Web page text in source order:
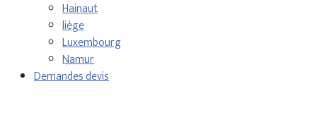
Hainaut
liège
Luxembourg
Namur
Demandes devis